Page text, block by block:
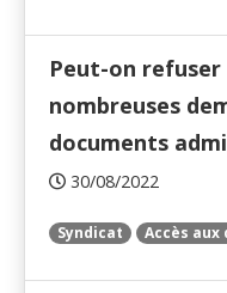
Peut-on
nombreuses
documents
30/08/2022
Syndicat Accès